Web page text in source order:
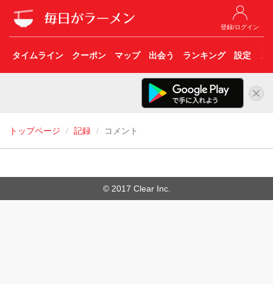
登録/ログイン
タイムライン クーポン マップ 出会う ランキング 設定 こ
トップページ 記録 コメント
© 2017 Clear Inc.